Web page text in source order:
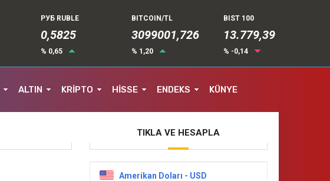
РУБ RUBLE
0,5835
% 0,65
BITCOIN/TL
3099001,726
% 1,20
BIST 100
13.779,39
% -0,14
ALTIN KRİPTO HİSSE ENDEKS KÜNYE
TIKLA VE HESAPLA
Amerikan Doları - USD